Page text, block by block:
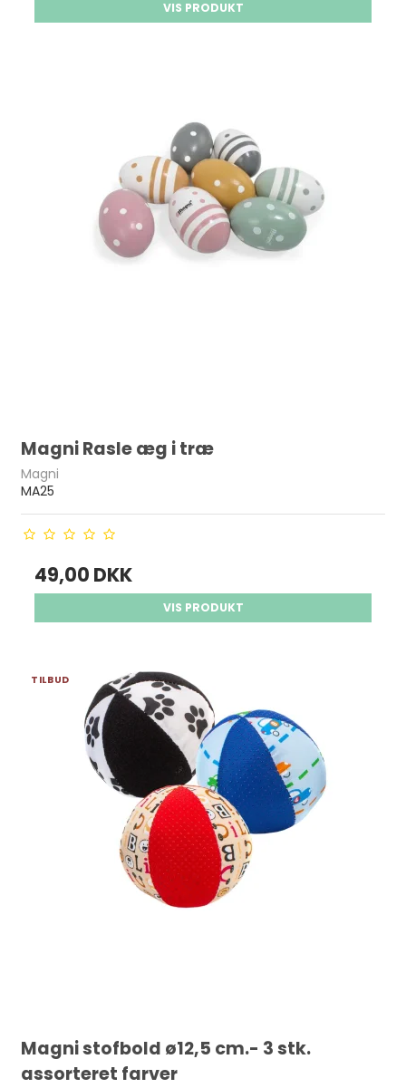
VIS PRODUKT
Magni Rasle æg i træ
Magni
MA25
49,00 DKK
VIS PRODUKT
TILBUD
Magni stofbold ø12,5 cm.- 3 stk.
assorteret farver